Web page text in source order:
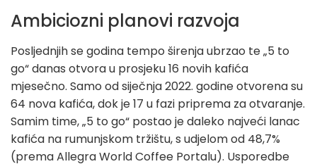
Ambiciozni planovi razvoja
Posljednjih se godina tempo širenja ubrzao te „5 to
go“ danas otvora u prosjeku 16 novih kafića
mjesečno. Samo od siječnja 2022. godine otvorena su
64 nova kafića, dok je 17 u fazi priprema za otvaranje.
Samim time, „5 to go“ postao je daleko najveći lanac
kafića na rumunjskom tržištu, s udjelom od 48,7%
(prema Allegra World Coffee Portalu). Usporedbe